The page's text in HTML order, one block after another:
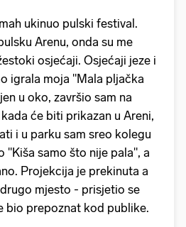
ukinuo pulski festival.
Arenu, onda su me
osjećaji. Osjećaji jeze i
igrala moja "Mala pljačka
u oko, završio sam na
će biti prikazan u Areni,
i u parku sam sreo kolegu
"Kiša samo što nije pala", a
Projekcija je prekinuta a
mjesto - prisjetio se
bio prepoznat kod publike.